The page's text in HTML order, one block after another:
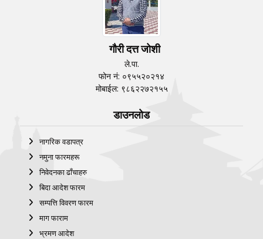
गौरी दत्त जोशी
ले.पा.
फोन नं: ०९५५२०२१४
मोबाईल: ९८६२२७२१५५
डाउनलोड
नागरिक वडापत्र
नमुना फारमहरू
निवेदनका ढाँचाहरु
बिदा आदेश फारम
सम्पत्ति विवरण फारम
माग फाराम
भ्रमण आदेश